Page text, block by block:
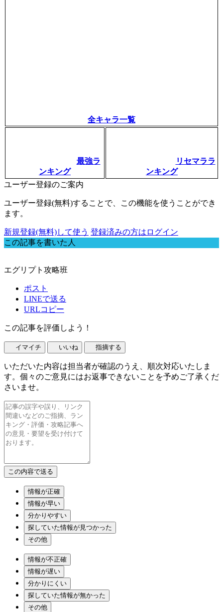
全キャラ一覧
最強ラ
ンキング
リセマララ
ンキング
ユーザー登録のご案内
ユーザー登録(無料)することで、この機能を使うことができ
ます。
新規登録(無料)して使う 登録済みの方はログイン
この記事を書いた人
エグリプト攻略班
ポスト
LINEで送る
URLコピー
この記事を評価しよう！
イマイチ いいね 指摘する
いただいた内容は担当者が確認のうえ、順次対応いたしま
す。個々のご意見にはお返事できないことを予めご了承くだ
さいませ。
情報が正確
情報が早い
分かりやすい
探していた情報が見つかった
その他
情報が不正確
情報が遅い
分かりにくい
探していた情報が無かった
その他